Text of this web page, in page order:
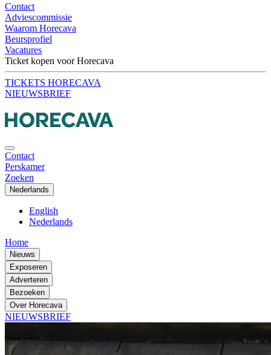
Contact
Adviescommissie
Waarom Horecava
Beursprofiel
Vacatures
Ticket kopen voor Horecava
TICKETS HORECAVA
NIEUWSBRIEF
Contact
Perskamer
Zoeken
Nederlands
English
Nederlands
Home
Nieuws
Exposeren
Adverteren
Bezoeken
Over Horecava
NIEUWSBRIEF